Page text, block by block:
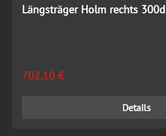
Längsträger Holm rechts 300d
Regulärer Preis:
702,10 €
Details